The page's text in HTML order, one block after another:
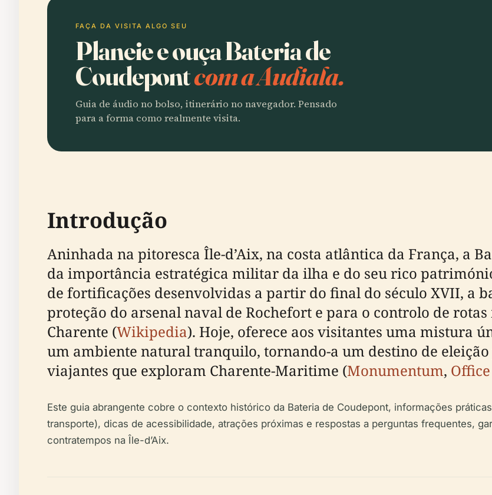
FAÇA DA VISITA ALGO SEU
Planeie e ouça Bateria de
Coudepontcom a Audiala.
Guia de áudio no bolso, itinerário no navegador. Pensado
para a forma como realmente visita.
Introdução
Aninhada na pitoresca Île-d’Aix, na costa atlântica da França, a
da importância estratégica militar da ilha e do seu rico
de fortificações desenvolvidas a partir do final do século XVII, a
proteção do arsenal naval de Rochefort e para o controlo de
Charente (Wikipedia). Hoje, oferece aos visitantes uma mistura
um ambiente natural tranquilo, tornando-a um destino de
viajantes que exploram Charente-Maritime (Monumentum,
Este guia abrangente cobre o contexto histórico da Bateria de Coudepont, informações
transporte), dicas de acessibilidade, atrações próximas e respostas a perguntas frequentes,
contratempos na Île-d’Aix.